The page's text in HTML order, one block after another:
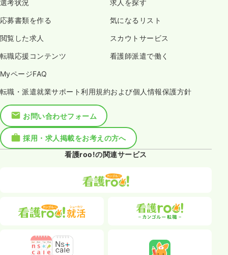
選考状況 求人を探す
応募書類を作る 気になるリスト
閲覧した求人 スカウトサービス
転職応援コンテンツ 看護師派遣で働く
MyページFAQ
転職・派遣就業サポート利用規約および個人情報保護方針
お問い合わせフォーム
採用・求人掲載をお考えの方へ
看護roo!の関連サービス